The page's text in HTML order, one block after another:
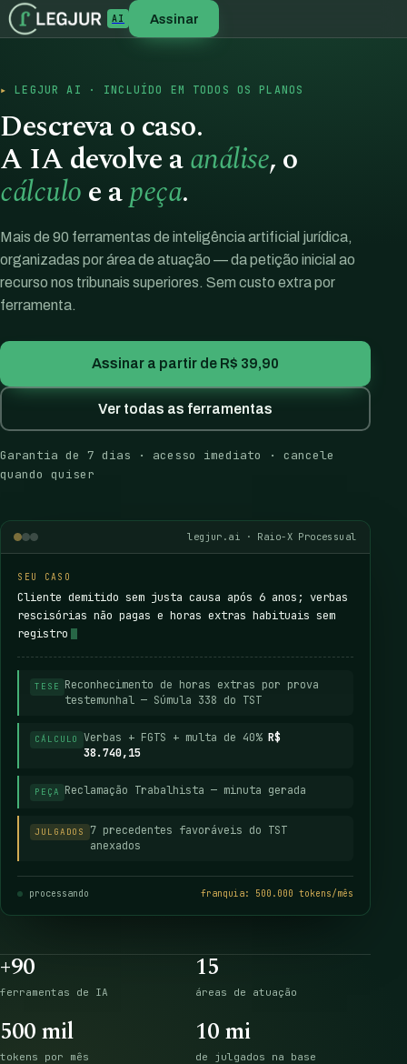
AI Assinar
LEGJUR AI · INCLUÍDO EM TODOS OS PLANOS
Descreva o caso.
A IA devolve aanálise, o
cálculoe apeça.
Mais de 90 ferramentas de inteligência artificial jurídica,
organizadas por área de atuação — da petição inicial ao
recurso nos tribunais superiores. Sem custo extra por
ferramenta.
Assinar a partir de R$ 39,90
Ver todas as ferramentas
Garantia de 7 dias · acesso imediato · cancele
quando quiser
legjur.ai · Raio-X Processual
SEU CASO
Cliente demitido sem justa causa após 6 anos; verbas
rescisórias não pagas e horas extras habituais sem
registro
TESE
Reconhecimento de horas extras por prova
testemunhal — Súmula 338 do TST
CÁLCULO Verbas + FGTS + multa de 40% R$
38.740,15
PEÇA Reclamação Trabalhista — minuta gerada
JULGADOS
7 precedentes favoráveis do TST
anexados
processando franquia: 500.000 tokens/mês
+90
ferramentas de IA
15
áreas de atuação
500 mil
tokens por mês
10 mi
de julgados na base